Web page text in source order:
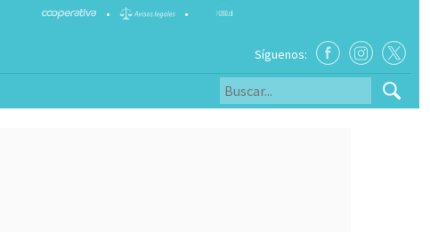
• •
Síguenos: